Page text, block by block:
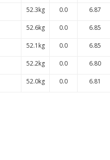
52.3kg 0.0 6.87
52.6kg 0.0 6.85
52.1kg 0.0 6.85
52.2kg 0.0 6.80
52.0kg 0.0 6.81